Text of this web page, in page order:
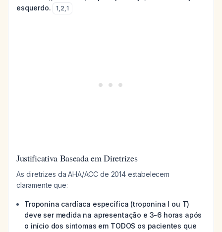
esquerdo.
1,2,1
Justificativa Baseada em Diretrizes
As diretrizes da AHA/ACC de 2014 estabelecem
claramente que:
Troponina cardíaca específica (troponina I ou T)
deve ser medida na apresentação e 3-6 horas após
o início dos sintomas em TODOS os pacientes que